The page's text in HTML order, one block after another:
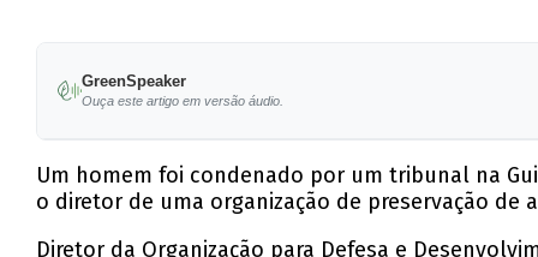
GreenSpeaker
Ouça este artigo em versão áudio.
Um homem foi condenado por um tribunal na
o diretor de uma organização de preservação de
Diretor da Organização para Defesa e